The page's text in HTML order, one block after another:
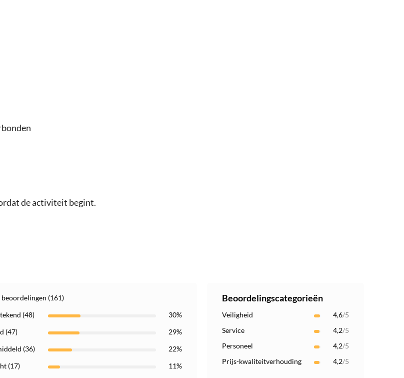
de activiteit begint.
(161)
(48)
30%
(47)
29%
(36)
22%
(17)
11%
Beoordelingscategorieën
Veiligheid 4,6/5
Service
4,2/5
Personeel
4,2/5
Prijs-kwaliteitverhouding
4,2/5